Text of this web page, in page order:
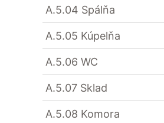
A.5.04 Spálňa
A.5.05 Kúpelňa
A.5.06 WC
A.5.07 Sklad
A.5.08 Komora